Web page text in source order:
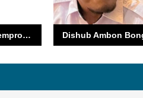
Wawali Ambon Semprot ASN dan Aparat Desa : Stop Salahkan, Perbaiki Pelayanan!